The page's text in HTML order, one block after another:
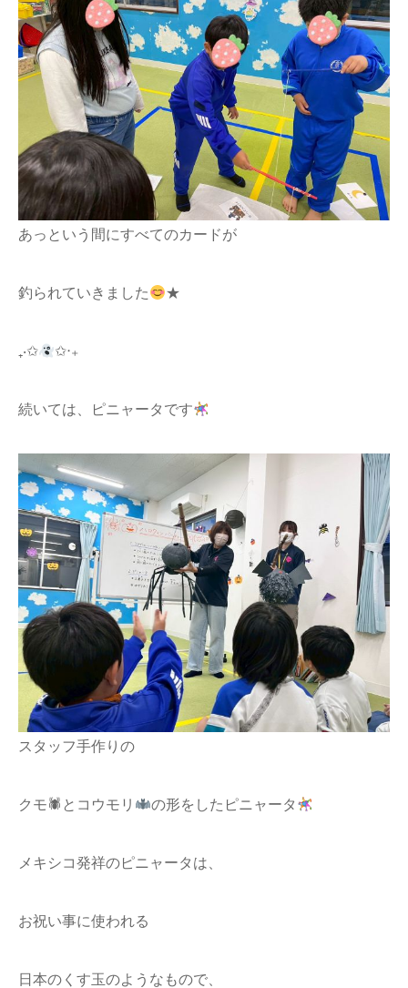
あっという間にすべてのカードが
釣られていきました ★
₊‧✩ ✩‧₊
続いては、ピニャータです
スタッフ手作りの
クモ🕷とコウモリ の形をしたピニャータ
メキシコ発祥のピニャータは、
お祝い事に使われる
日本のくす玉のようなもので、